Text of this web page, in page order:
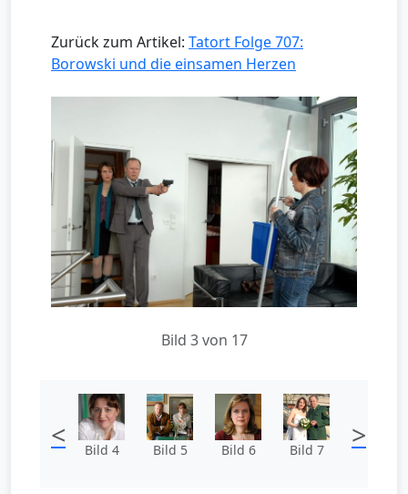
Zurück zum Artikel: Tatort Folge 707:
Borowski und die einsamen Herzen
Bild 3 von 17
< Bild 4 Bild 5 Bild 6 Bild 7 >